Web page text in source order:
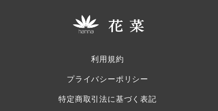
利用規約
プライバシーポリシー
特定商取引法に基づく表記